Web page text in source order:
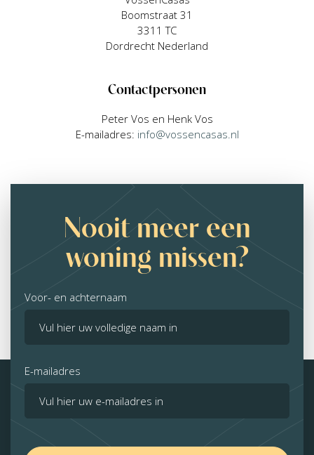
Boomstraat 31
3311 TC
Dordrecht Nederland
Contactpersonen
Peter Vos en Henk Vos
E-mailadres: info@vossencasas.nl
Nooit meer een
woning missen?
Voor- en achternaam
E-mailadres